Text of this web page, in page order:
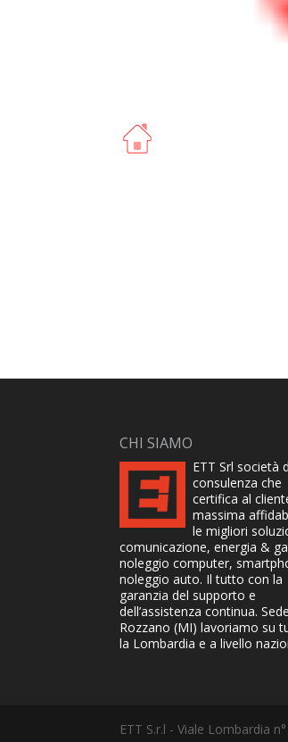
CHI SIAMO
ETT Srl società
consulenza che
certifica al
massima
le migliori
comunicazione, energia &
noleggio computer,
noleggio auto. Il tutto con la
garanzia del supporto e
dell’assistenza continua.
Rozzano (MI) lavoriamo su
la Lombardia e a livello
ETT S.r.l - Viale Lombardia